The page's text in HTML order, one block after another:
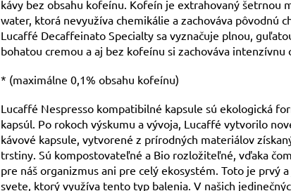
kávy bez obsahu kofeínu. Kofeín je extrahovaný šetrnou
water, ktorá nevyužíva chemikálie a zachováva pôvodnú
Lucaffé Decaffeinato Specialty sa vyznačuje plnou,
bohatou cremou a aj bez kofeínu si zachováva intenzívnu
* (maximálne 0,1% obsahu kofeínu)
Lucaffé Nespresso kompatibilné kapsule sú ekologická
kapsúl. Po rokoch výskumu a vývoja, Lucaffé vytvorilo
kávové kapsule, vytvorené z prírodných materiálov
trstiny. Sú kompostovateľné a Bio rozložiteľné, vďaka
pre náš organizmus ani pre celý ekosystém. Toto je prvý
svete, ktorý využíva tento typ balenia. V našich